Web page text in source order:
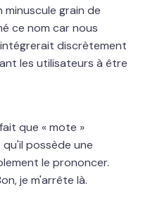
grain de
ce nom car nous
discrètement
les utilisateurs à être
que « mote »
possède une
le prononcer.
je m'arrête là.